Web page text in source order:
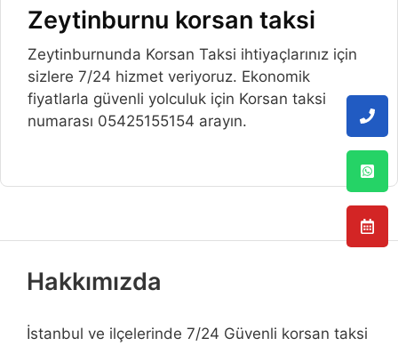
Zeytinburnu korsan taksi
Zeytinburnunda Korsan Taksi ihtiyaçlarınız için
sizlere 7/24 hizmet veriyoruz. Ekonomik
fiyatlarla güvenli yolculuk için Korsan taksi
numarası 05425155154 arayın.
Hakkımızda
İstanbul ve ilçelerinde 7/24 Güvenli korsan taksi